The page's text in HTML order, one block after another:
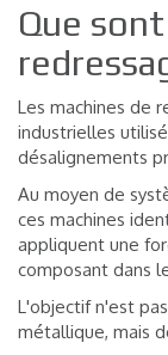
Que
Les machines de
industrielles
désalignements
Au moyen de
ces machines
appliquent une
composant dans
L'objectif n'est
métallique, mais